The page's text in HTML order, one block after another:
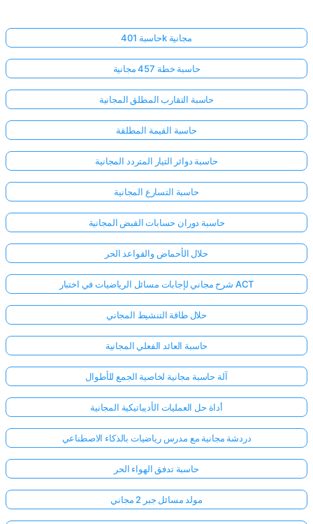
حاسبة 401k مجانية
حاسبة خطة 457 مجانية
حاسبة التقارب المطلق المجانية
حاسبة القيمة المطلقة
حاسبة دوائر التيار المتردد المجانية
حاسبة التسارع المجانية
حاسبة دوران حسابات القبض المجانية
حلال الأحماض والقواعد الحر
شرح مجاني لإجابات مسائل الرياضيات في اختبار ACT
حلال طاقة التنشيط المجاني
حاسبة العائد الفعلي المجانية
آلة حاسبة مجانية لخاصية الجمع للأطوال
أداة حل العمليات الأديباتيكية المجانية
دردشة مجانية مع مدرس رياضيات بالذكاء الاصطناعي
حاسبة تدفق الهواء الحر
مولد مسائل جبر 2 مجاني